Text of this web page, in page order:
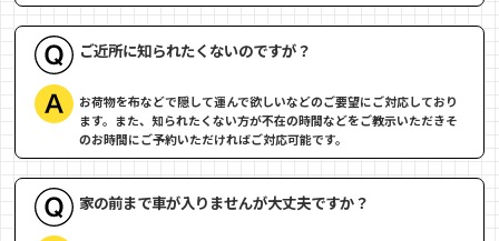
ご近所に知られたくないのですが？
お荷物を布などで隠して運んで欲しいなどのご要望にご対応しており
ます。また、知られたくない方が不在の時間などをご教示いただきそ
のお時間にご予約いただければご対応可能です。
家の前まで車が入りませんが大丈夫ですか？